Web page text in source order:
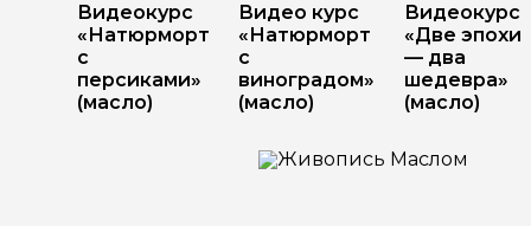
Видеокурс
«Натюрморт
с
персиками»
(масло)
Видео курс
«Натюрморт
с
виноградом»
(масло)
Видеокурс
«Две эпохи
— два
шедевра»
(масло)